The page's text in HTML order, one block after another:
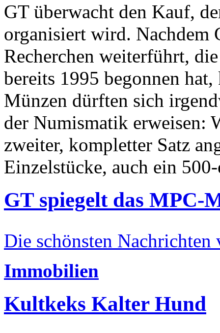
GT überwacht den Kauf,
organisiert wird. Nachdem
Recherchen weiterführt,
bereits 1995 begonnen
Münzen dürften sich
der Numismatik erweisen:
zweiter, kompletter Satz
Einzelstücke, auch ein
GT spiegelt das MPC-
Die schönsten Nachrichten
Immobilien
Kultkeks Kalter Hund